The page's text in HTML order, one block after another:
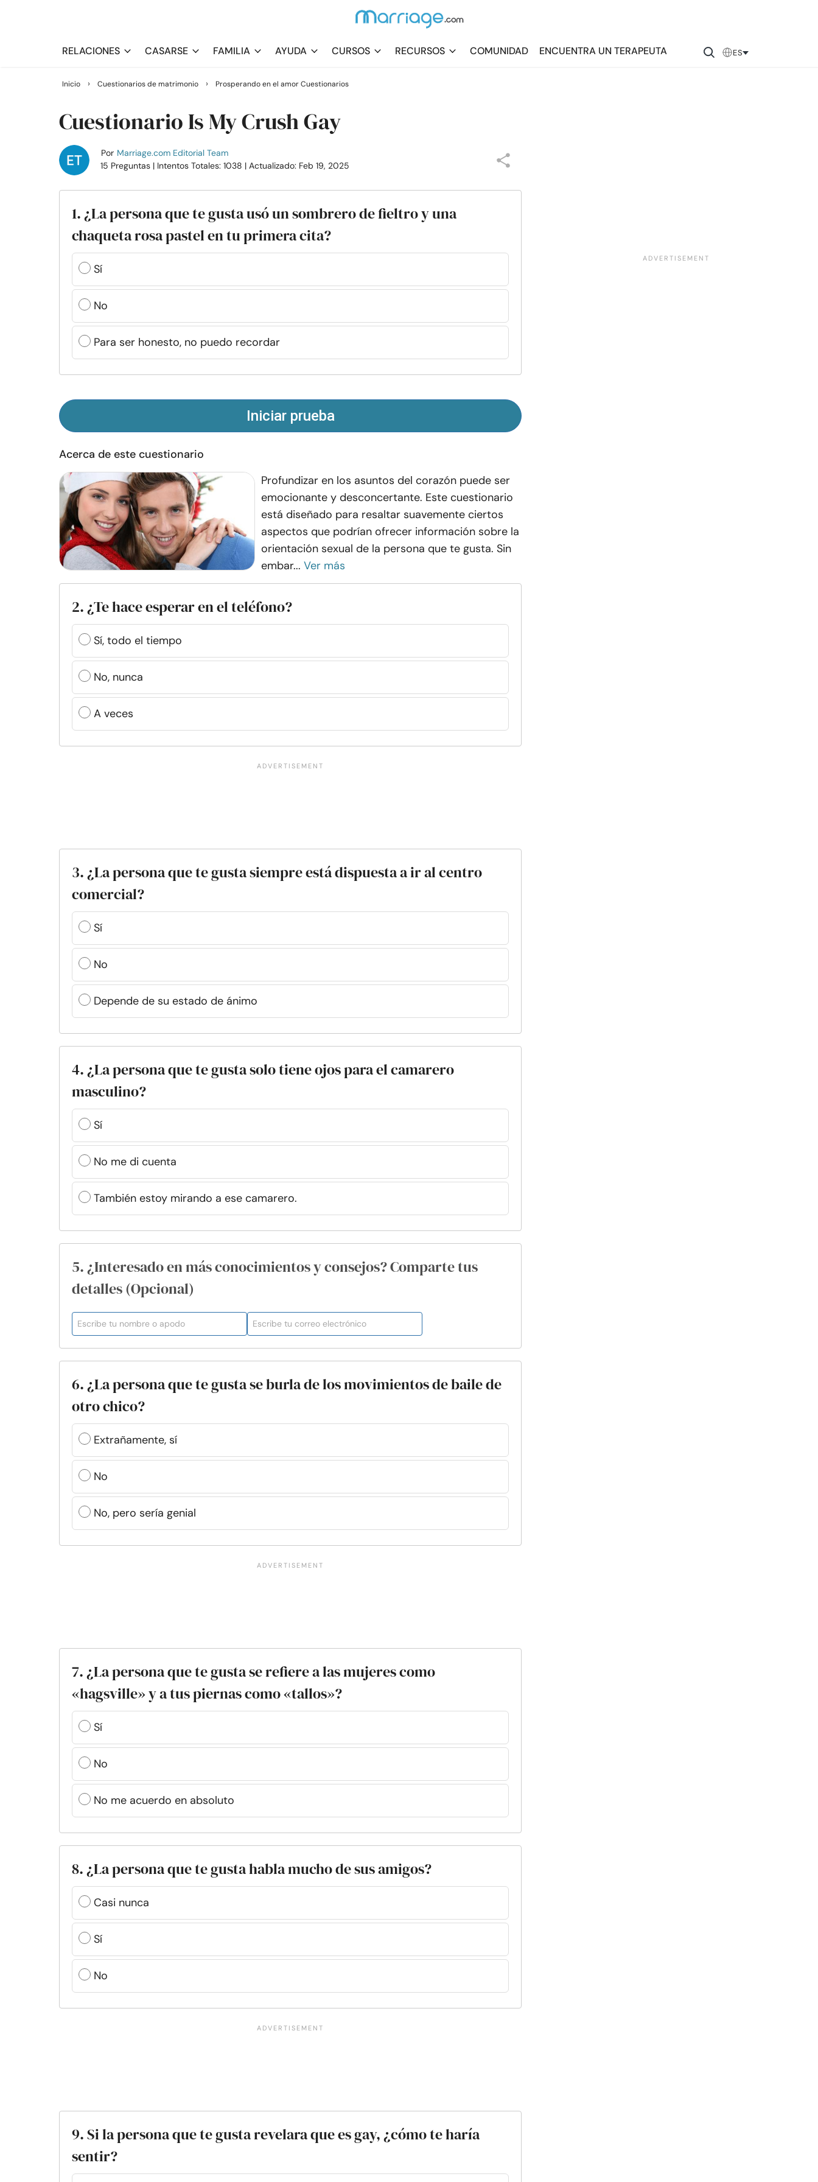
RELACIONES CASARSE FAMILIA AYUDA CURSOS RECURSOS COMUNIDAD ENCUENTRA UN TERAPEUTA ES
Inicio › Cuestionarios de matrimonio › Prosperando en el amor Cuestionarios
Cuestionario Is My Crush Gay
Por Marriage.com Editorial Team
15 Preguntas | Intentos Totales: 1038 | Actualizado: Feb 19, 2025
1. ¿La persona que te gusta usó un sombrero de fieltro y una
chaqueta rosa pastel en tu primera cita?
Sí
No
Para ser honesto, no puedo recordar
Iniciar prueba
Acerca de este cuestionario
Profundizar en los asuntos del corazón puede ser
emocionante y desconcertante. Este cuestionario
está diseñado para resaltar suavemente ciertos
aspectos que podrían ofrecer información sobre la
orientación sexual de la persona que te gusta. Sin
embar... Ver más
2. ¿Te hace esperar en el teléfono?
Sí, todo el tiempo
No, nunca
A veces
3. ¿La persona que te gusta siempre está dispuesta a ir al centro
comercial?
Sí
No
Depende de su estado de ánimo
4. ¿La persona que te gusta solo tiene ojos para el camarero
masculino?
Sí
No me di cuenta
También estoy mirando a ese camarero.
5. ¿Interesado en más conocimientos y consejos? Comparte tus
detalles (Opcional)
6. ¿La persona que te gusta se burla de los movimientos de baile de
otro chico?
Extrañamente, sí
No
No, pero sería genial
7. ¿La persona que te gusta se refiere a las mujeres como
«hagsville» y a tus piernas como «tallos»?
Sí
No
No me acuerdo en absoluto
8. ¿La persona que te gusta habla mucho de sus amigos?
Casi nunca
Sí
No
9. Si la persona que te gusta revelara que es gay, ¿cómo te haría
sentir?